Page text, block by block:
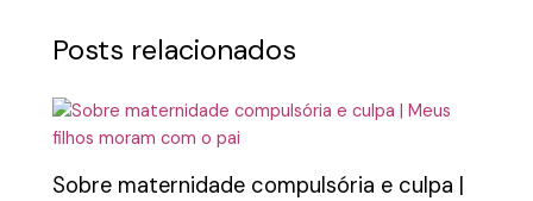
Posts relacionados
Sobre maternidade compulsória e culpa |